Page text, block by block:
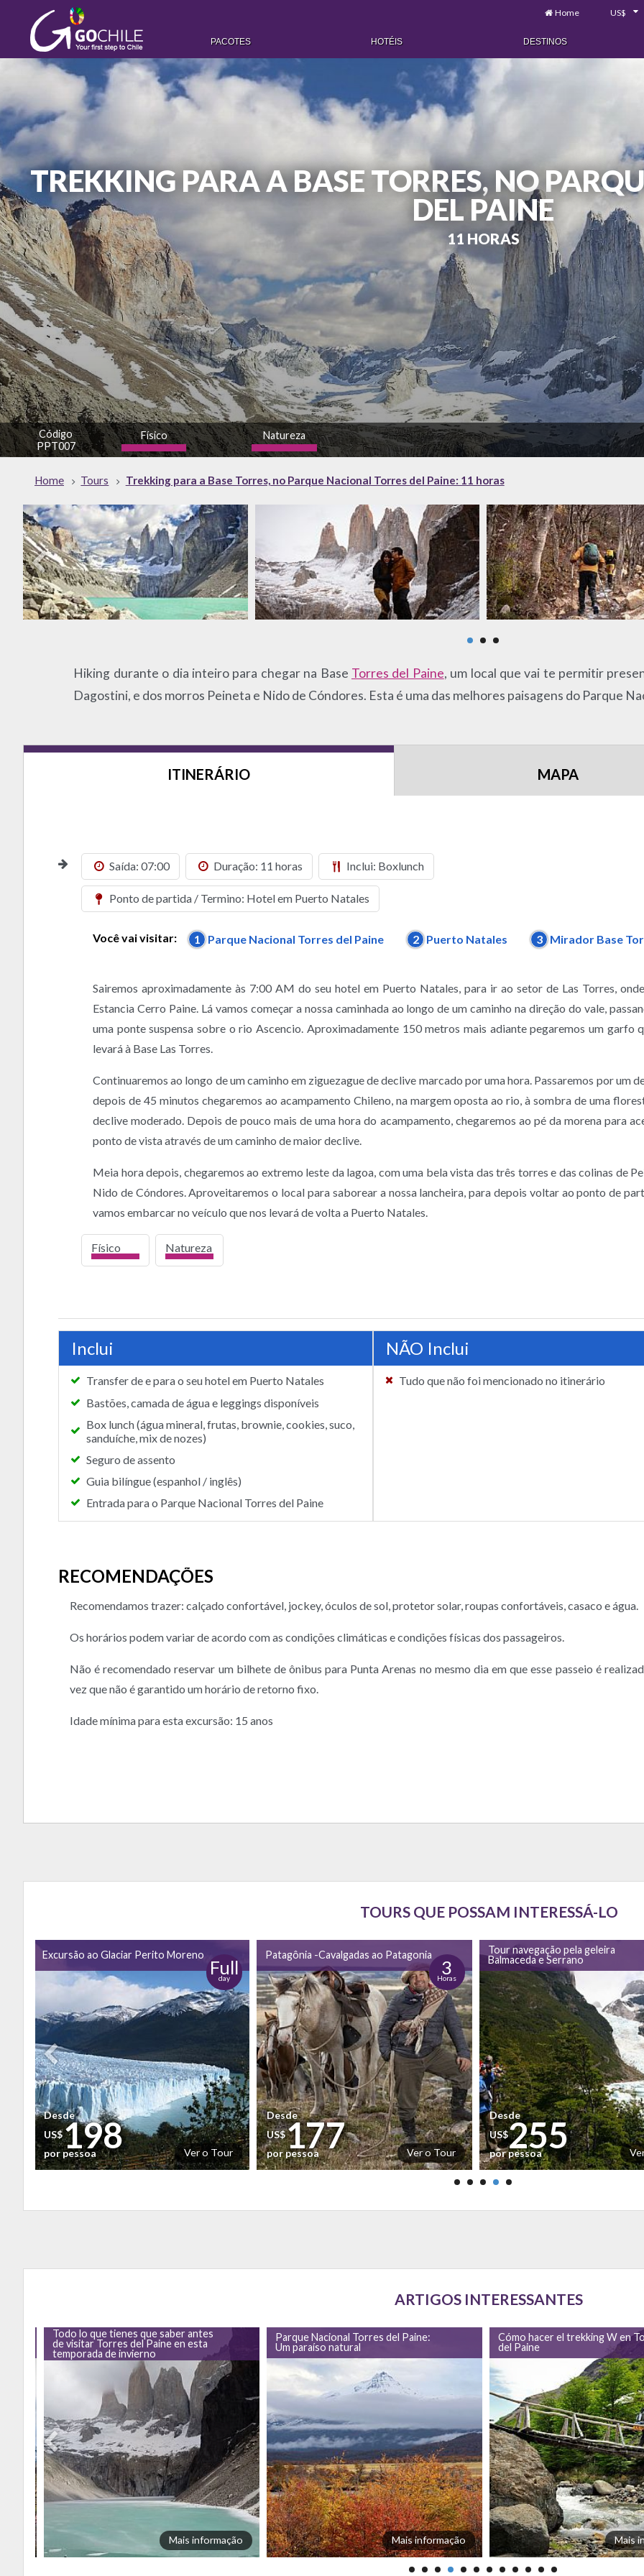
Home US$
PACOTES HOTÉIS DESTINOS
TREKKING PARA A BASE TORRES, NO
DEL PAINE
11 HORAS
Código
PPT007
Físico Natureza
Home Tours Trekking para a Base Torres, no Parque Nacional Torres del Paine: 11 horas
Hiking durante o dia inteiro para chegar na Base Torres del Paine, um local que vai te permitir
Dagostini, e dos morros Peineta e Nido de Cóndores. Esta é uma das melhores paisagens do Parque
ITINERÁRIO MAPA
Saída: 07:00 Duração: 11 horas Inclui: Boxlunch
Ponto de partida / Termino: Hotel em Puerto Natales
Você vai visitar: 1 Parque Nacional Torres del Paine 2 Puerto Natales 3 Mirador Base
Sairemos aproximadamente às 7:00 AM do seu hotel em Puerto Natales, para ir ao setor de Las Torres,
Estancia Cerro Paine. Lá vamos começar a nossa caminhada ao longo de um caminho na direção do vale,
uma ponte suspensa sobre o rio Ascencio. Aproximadamente 150 metros mais adiante pegaremos um garfo
levará à Base Las Torres.
Continuaremos ao longo de um caminho em ziguezague de declive marcado por uma hora. Passaremos por um
depois de 45 minutos chegaremos ao acampamento Chileno, na margem oposta ao rio, à sombra de uma
declive moderado. Depois de pouco mais de uma hora do acampamento, chegaremos ao pé da morena para
ponto de vista através de um caminho de maior declive.
Meia hora depois, chegaremos ao extremo leste da lagoa, com uma bela vista das três torres e das colinas de
Nido de Cóndores. Aproveitaremos o local para saborear a nossa lancheira, para depois voltar ao ponto de
vamos embarcar no veículo que nos levará de volta a Puerto Natales.
Físico
alto
Natureza
alto
Inclui
Transfer de e para o seu hotel em Puerto Natales
Bastões, camada de água e leggings disponíveis
Box lunch (água mineral, frutas, brownie, cookies, suco,
sanduíche, mix de nozes)
Seguro de assento
Guia bilíngue (espanhol / inglês)
Entrada para o Parque Nacional Torres del Paine
NÃO Inclui
Tudo que não foi mencionado no itinerário
RECOMENDAÇÕES
Recomendamos trazer: calçado confortável, jockey, óculos de sol, protetor solar, roupas confortáveis, casaco e água.
Os horários podem variar de acordo com as condições climáticas e condições físicas dos passageiros.
Não é recomendado reservar um bilhete de ônibus para Punta Arenas no mesmo dia em que esse passeio é
vez que não é garantido um horário de retorno fixo.
Idade mínima para esta excursão: 15 anos
TOURS QUE POSSAM INTERESSÁ-LO
Excursão ao Glaciar Perito Moreno
Full
day
Ver o Tour
Desde
US$198
por pessoa
Patagônia -Cavalgadas ao Patagonia
3
Horas
Ver o Tour
Desde
US$177
por pessoa
Tour navegação pela geleira
Balmaceda e Serrano
Desde
US$255
por pessoa
ARTIGOS INTERESSANTES
Todo lo que tienes que saber antes
de visitar Torres del Paine en esta
temporada de invierno
Mais informação
Parque Nacional Torres del Paine:
Um paraíso natural
Mais informação
Cómo hacer el trekking W en
del Paine
Mais